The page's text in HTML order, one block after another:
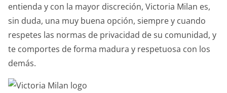
entienda y con la mayor discreción, Victoria Milan es,
sin duda, una muy buena opción, siempre y cuando
respetes las normas de privacidad de su comunidad, y
te comportes de forma madura y respetuosa con los
demás.